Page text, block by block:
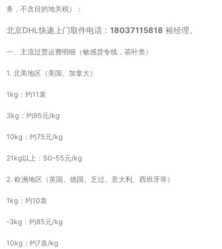
务，不含目的地关税）：
北京DHL快递上门取件电话：18037115818 裕经理。
一、主流过贾运费明细（敏感货专线，茶叶类）
1. 北美地区（美国、加拿大）
1kg：约11袁
3kg：约95元/kg
10kg：约75元/kg
21kg以上：50–55元/kg
2. 欧洲地区（英国、德国、乏过、意大利、西班牙等）
1kg：约10袁
-3kg：约85元/kg
10kg：约7袁/kg